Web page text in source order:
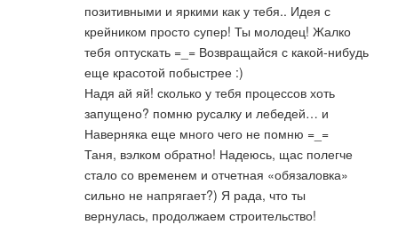
позитивными и яркими как у тебя.. Идея с
крейником просто супер! Ты молодец! Жалко
тебя оптускать =_= Возвращайся с какой-нибудь
еще красотой побыстрее :)
Надя ай яй! сколько у тебя процессов хоть
запущено? помню русалку и лебедей… и
Наверняка еще много чего не помню =_=
Таня, вэлком обратно! Надеюсь, щас полегче
стало со временем и отчетная «обязаловка»
сильно не напрягает?) Я рада, что ты
вернулась, продолжаем строительство!